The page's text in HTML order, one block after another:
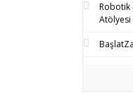
Robotik
Atölyesi